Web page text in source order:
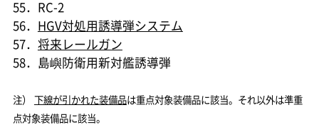
55．RC-2
56． HGV対処用誘導弾システム
57． 将来レールガン
58．島嶼防衛用新対艦誘導弾
注） 下線が引かれた装備品は重点対象装備品に該当。それ以外は準重
点対象装備品に該当。